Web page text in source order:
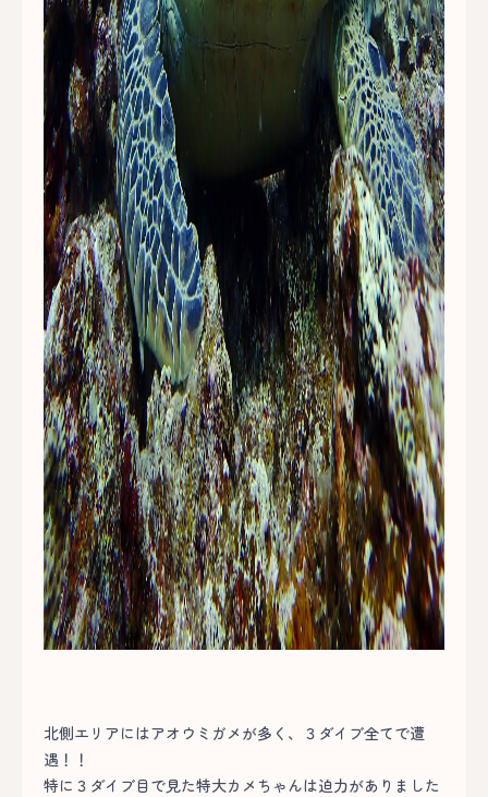
北側エリアにはアオウミガメが多く、３ダイブ全てで遭
遇！！
特に３ダイブ目で見た特大カメちゃんは迫力がありました